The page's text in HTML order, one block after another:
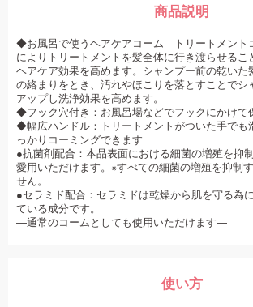
商品説明
◆お風呂で使うヘアケアコーム トリートメント
によりトリートメントを髪全体に行き渡らせるこ
ヘアケア効果を高めます。シャンプー前の乾いた
の絡まりをとき、汚れやほこりを落とすことでシ
アップし洗浄効果を高めます。
◆フック穴付き：お風呂場などでフックにかけて
◆幅広ハンドル：トリートメントがついた手でも
っかりコーミングできます
●抗菌剤配合：本品表面における細菌の増殖を抑
愛用いただけます。※すべての細菌の増殖を抑制
せん。
●セラミド配合：セラミドは乾燥から肌を守る為
ている成分です。
―通常のコームとしても使用いただけます―
使い方